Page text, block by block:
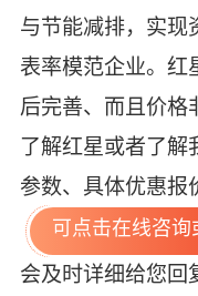
与节能减排，实现
表率模范企业。红
后完善、而且价格
了解红星或者了解
参数、具体优惠报
可点击在线咨
会及时详细给您回